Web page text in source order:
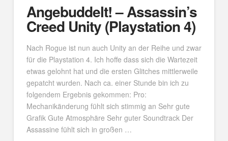
Angebuddelt! – Assassin’s
Creed Unity (Playstation 4)
Nach Rogue ist nun auch Unity an der Reihe und zwar
für die Playstation 4. Ich hoffe dass sich die Wartezeit
etwas gelohnt hat und die ersten Glitches mittlerweile
gepatcht wurden. Nach ca. einer Stunde bin ich zu
folgendem Ergebnis gekommen: Pro:
Mechanikänderung fühlt sich stimmig an Sehr gute
Grafik Gute Atmosphäre Sehr guter Soundtrack Der
Assassine fühlt sich in großen …